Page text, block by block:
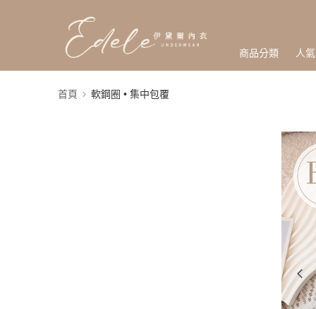
商品分類 人
首頁 軟鋼圈 • 集中包覆